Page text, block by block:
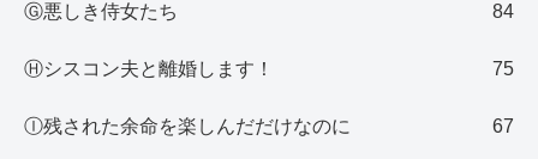
Ⓖ悪しき侍女たち 84
Ⓗシスコン夫と離婚します！ 75
Ⓘ残された余命を楽しんだだけなのに 67